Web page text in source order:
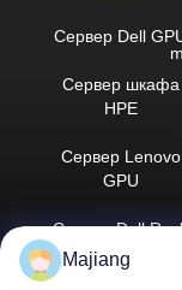
Сервер Dell
Сервер шкафа
HPE
Сервер Lenovo
GPU
Сервер Dell
Majiang